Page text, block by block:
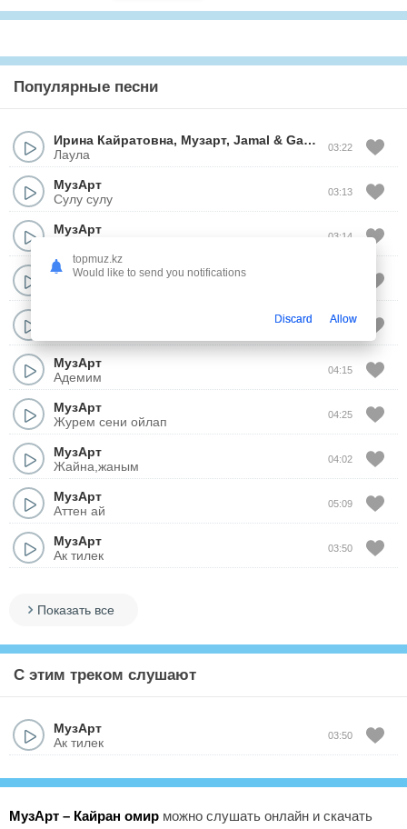
Популярные песни
Ирина Кайратовна, Музарт, Jamal & Ganja
Лаула
03:22
МузАрт
Сулу сулу
03:13
МузАрт
03:14
МузАрт
03:38
МузАрт
Адемим
04:15
МузАрт
Журем сени ойлап
04:25
МузАрт
Жайна,жаным
04:02
МузАрт
Аттен ай
05:09
МузАрт
Ак тилек
03:50
Показать все
С этим треком слушают
МузАрт
Ак тилек
03:50
МузАрт – Кайран омир можно слушать онлайн и скачать
topmuz.kz
Would like to send you notifications
Discard Allow